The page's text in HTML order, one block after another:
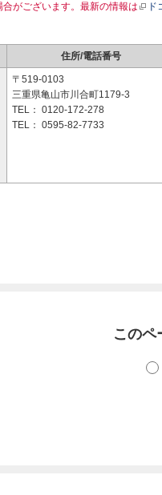
がございます。最新の情報は ド
住所/電話番号
〒519-0103
三重県亀山市川合町1179-3
TEL： 0120-172-278
TEL： 0595-82-7733
このペ